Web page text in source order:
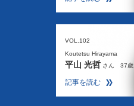
VOL.102
Koutetsu Hirayama
平山 光哲 さん 37歳
記事を読む